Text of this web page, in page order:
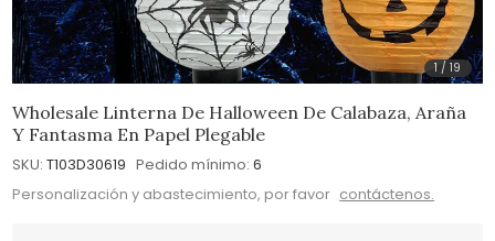
1 /19
Wholesale Linterna De Halloween De Calabaza, Araña
Y Fantasma En Papel Plegable
SKU: T103D30619 Pedido mínimo: 6
Personalización y abastecimiento, por favor contáctenos.